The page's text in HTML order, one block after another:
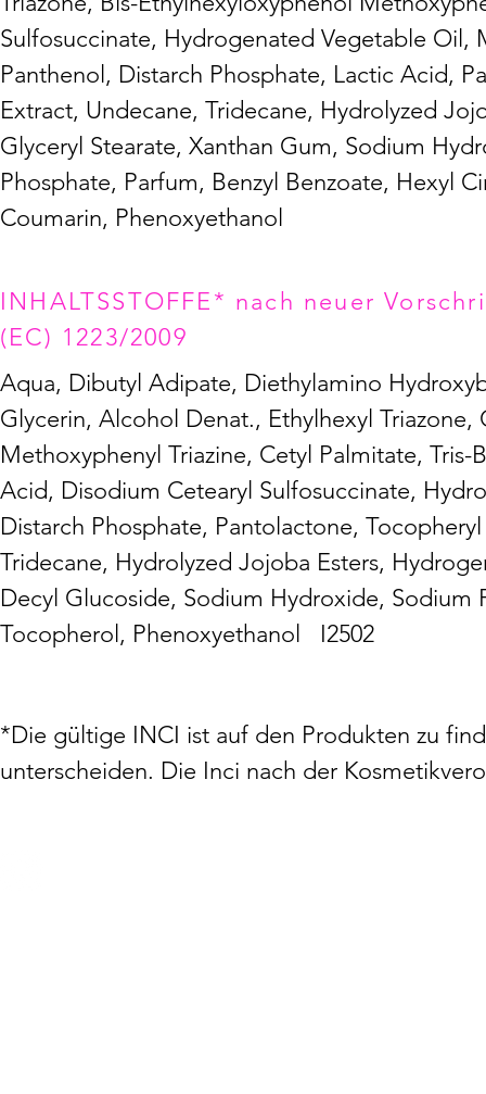
Sulfosuccinate, Hydrogenated Vegetable
Panthenol, Distarch Phosphate, Lactic Acid,
Extract, Undecane, Tridecane, Hydrolyzed
Glyceryl Stearate, Xanthan Gum, Sodium
Phosphate, Parfum, Benzyl Benzoate, Hexyl
Coumarin, Phenoxyethanol
INHALTSSTOFFE* nach neuer
(EC) 1223/2009
Aqua, Dibutyl Adipate, Diethylamino
Glycerin, Alcohol Denat., Ethylhexyl
Methoxyphenyl Triazine, Cetyl Palmitate,
Acid, Disodium Cetearyl Sulfosuccinate,
Distarch Phosphate, Pantolactone,
Tridecane, Hydrolyzed Jojoba Esters,
Decyl Glucoside, Sodium Hydroxide,
Tocopherol, Phenoxyethanol I2502
*Die gültige INCI ist auf den Produkten zu
unterscheiden. Die Inci nach der